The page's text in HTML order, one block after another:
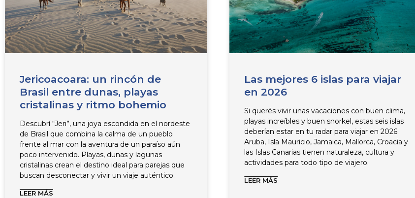
Jericoacoara: un rincón de
Brasil entre dunas, playas
cristalinas y ritmo bohemio
Descubrí “Jeri”, una joya escondida en el nordeste
de Brasil que combina la calma de un pueblo
frente al mar con la aventura de un paraíso aún
poco intervenido. Playas, dunas y lagunas
cristalinas crean el destino ideal para parejas que
buscan desconectar y vivir un viaje auténtico.
LEER MÁS
Las mejores 6 islas para viajar
en 2026
Si querés vivir unas vacaciones con buen clima,
playas increíbles y buen snorkel, estas seis islas
deberían estar en tu radar para viajar en 2026.
Aruba, Isla Mauricio, Jamaica, Mallorca, Croacia y
las Islas Canarias tienen naturaleza, cultura y
actividades para todo tipo de viajero.
LEER MÁS